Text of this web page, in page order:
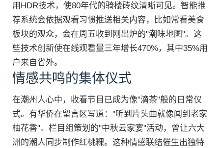
用HDR技术，使80年代的骑楼砖纹清晰可见。智能推
荐系统会依据观看习惯推送相关内容，比如常看美食
板块的观众，会在周五收到刚出炉的"潮味地图"。这
些技术创新使在线观看量三年增长470%，其中35%用
户来自省外。
情感共鸣的集体仪式
在潮州人心中，收看节目已成为像"滴茶"般的日常仪
式。有华侨在留言区写道："听到片头曲就像闻到老家
柚花香"。栏目组策划的"中秋云家宴"活动，曾让六大
洲的潮人同步制作红桃粿。这种情感联结催生出独特